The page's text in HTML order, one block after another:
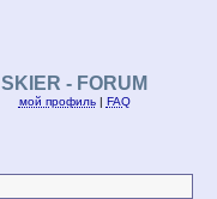
SKIER - FORUM
мой профиль| FAQ